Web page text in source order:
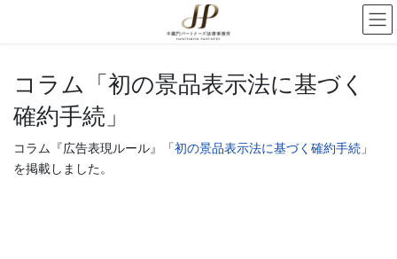
コラム「初の景品表示法に基づく
確約手続」
コラム『広告表現ルール』「初の景品表示法に基づく確約手続 」
を掲載しました。